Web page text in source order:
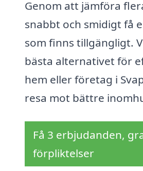
Genom att jämföra
snabbt och smidigt få
som finns tillgängligt.
bästa alternativet för
hem eller företag i
resa mot bättre
Få 3 erbjudanden,
förpliktelser